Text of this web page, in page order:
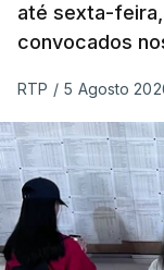
até sexta-
convocados
RTP / 5 Agosto